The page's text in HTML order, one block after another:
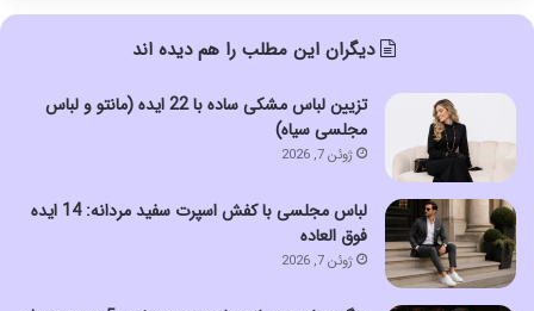
دیگران این مطلب را هم دیده اند
تزیین لباس مشکی ساده با 22 ایده (مانتو و لباس
مجلسی سیاه)
ژوئن 7, 2026
لباس مجلسی با کفش اسپرت سفید مردانه: 14 ایده
فوق العاده
ژوئن 7, 2026